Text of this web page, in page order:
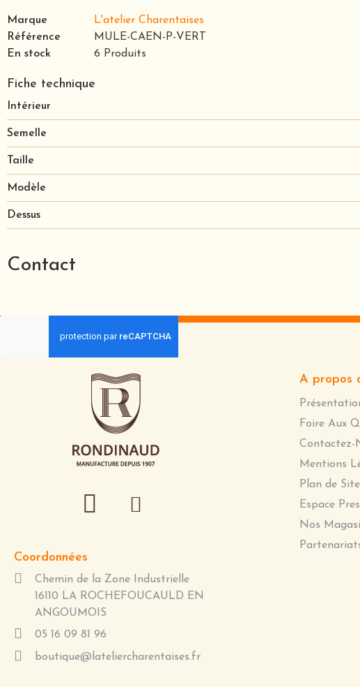
Marque
L'atelier Charentaises
Référence
MULE-CAEN-P-VERT
En stock
6 Produits
Fiche technique
Intérieur
Semelle
Taille
Modèle
Dessus
Contact
Coordonnées
Chemin de la Zone Industrielle
16110 LA ROCHEFOUCAULD EN
ANGOUMOIS
05 16 09 81 96
boutique@lateliercharentaises.fr
A propos
Foire Aux
Contactez-
Mentions
Plan de Site
Espace
Nos